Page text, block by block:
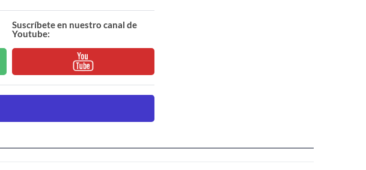
Suscríbete en nuestro canal de
Youtube: